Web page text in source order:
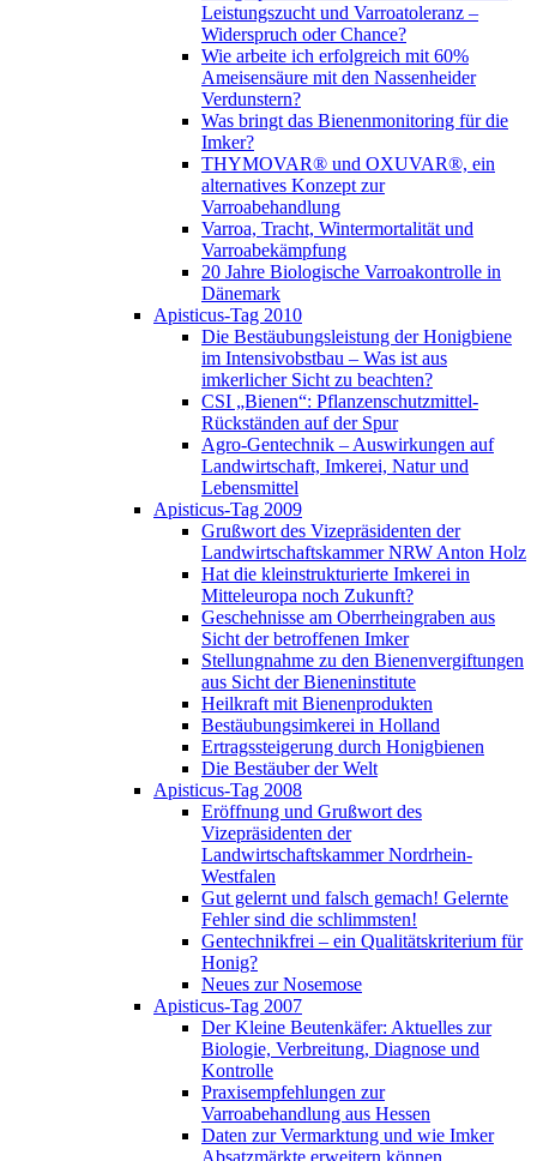
Leistungszucht und Varroatoleranz –
Widerspruch oder Chance?
Wie arbeite ich erfolgreich mit 60%
Ameisensäure mit den Nassenheider
Verdunstern?
Was bringt das Bienenmonitoring für die
Imker?
THYMOVAR® und OXUVAR®, ein
alternatives Konzept zur
Varroabehandlung
Varroa, Tracht, Wintermortalität und
Varroabekämpfung
20 Jahre Biologische Varroakontrolle in
Dänemark
Apisticus-Tag 2010
Die Bestäubungsleistung der Honigbiene
im Intensivobstbau – Was ist aus
imkerlicher Sicht zu beachten?
CSI „Bienen“: Pflanzenschutzmittel-
Rückständen auf der Spur
Agro-Gentechnik – Auswirkungen auf
Landwirtschaft, Imkerei, Natur und
Lebensmittel
Apisticus-Tag 2009
Grußwort des Vizepräsidenten der
Landwirtschaftskammer NRW Anton Holz
Hat die kleinstrukturierte Imkerei in
Mitteleuropa noch Zukunft?
Geschehnisse am Oberrheingraben aus
Sicht der betroffenen Imker
Stellungnahme zu den Bienenvergiftungen
aus Sicht der Bieneninstitute
Heilkraft mit Bienenprodukten
Bestäubungsimkerei in Holland
Ertragssteigerung durch Honigbienen
Die Bestäuber der Welt
Apisticus-Tag 2008
Eröffnung und Grußwort des
Vizepräsidenten der
Landwirtschaftskammer Nordrhein-
Westfalen
Gut gelernt und falsch gemach! Gelernte
Fehler sind die schlimmsten!
Gentechnikfrei – ein Qualitätskriterium für
Honig?
Neues zur Nosemose
Apisticus-Tag 2007
Der Kleine Beutenkäfer: Aktuelles zur
Biologie, Verbreitung, Diagnose und
Kontrolle
Praxisempfehlungen zur
Varroabehandlung aus Hessen
Daten zur Vermarktung und wie Imker
Absatzmärkte erweitern können